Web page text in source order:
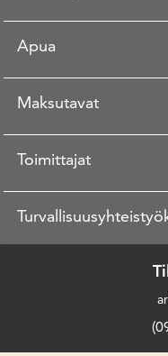
Apua
Maksutavat
Toimittajat